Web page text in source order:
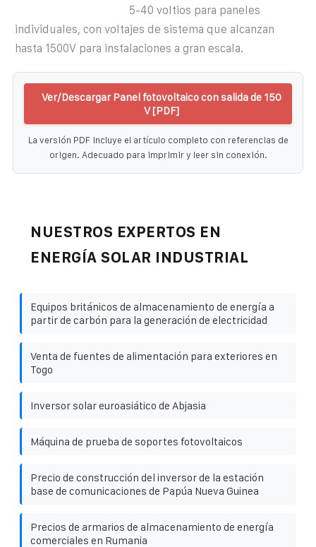
5-40 voltios para paneles
individuales, con voltajes de sistema que alcanzan
hasta 1500V para instalaciones a gran escala.
Ver/Descargar Panel fotovoltaico con salida de 150
V [PDF]
La versión PDF incluye el artículo completo con referencias de
origen. Adecuado para imprimir y leer sin conexión.
NUESTROS EXPERTOS EN
ENERGÍA SOLAR INDUSTRIAL
Equipos británicos de almacenamiento de energía a
partir de carbón para la generación de electricidad
Venta de fuentes de alimentación para exteriores en
Togo
Inversor solar euroasiático de Abjasia
Máquina de prueba de soportes fotovoltaicos
Precio de construcción del inversor de la estación
base de comunicaciones de Papúa Nueva Guinea
Precios de armarios de almacenamiento de energía
comerciales en Rumania